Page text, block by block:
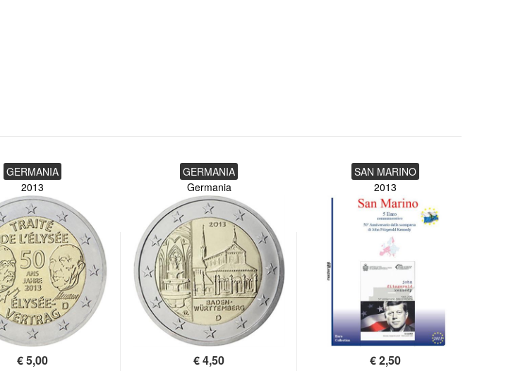
GERMANIA
2013
€5,00
GERMANIA
Germania
€4,50
SAN MARINO
2013
€2,50